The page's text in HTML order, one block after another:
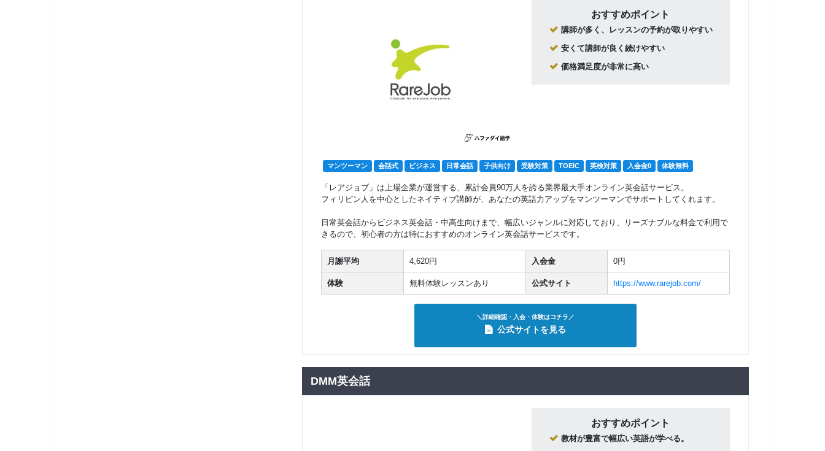
グループレッスン
5,280
グループレッスン
回数：4 / 1セッション50分
英語でコミュニケー
8,030
回数：4 / 1セッション50分
英語でコミュニケー
ション2
8,030 円(税込) / 月
英語でコミュニケー
ション3
8,030 円(税込) / 月
子供向け
英会話アラカルト 5,280 円(税込) / 月
おすすめポイント
講師が多く、レッスンの予約が取りやすい
安くて講師が良く続けやすい
価格満足度が非常に高い
マンツーマン 会話式 ビジネス 日常会話 子供向け 受験対策 TOEIC 英検対策 入会金0 体験無料
「レアジョブ」は上場企業が運営する、累計会員90万人を誇る業界最大手オンライン英会話サービス。
フィリピン人を中心としたネイティブ講師が、あなたの英語力アップをマンツーマンでサポートしてくれます。
日常英会話からビジネス英会話・中高生向けまで、幅広いジャンルに対応しており、リーズナブルな料金で利用で
きるので、初心者の方は特におすすめのオンライン英会話サービスです。
月謝平均 4,620円 入会金 0円
体験 無料体験レッスンあり 公式サイト https://www.rarejob.com/
＼詳細確認・入会・体験はコチラ／
公式サイトを見る
DMM英会話
おすすめポイント
教材が豊富で幅広い英語が学べる。